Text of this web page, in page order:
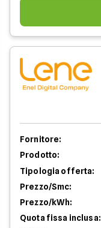
Fornitore:
Prodotto:
Tipologia offerta:
Prezzo/Smc:
Prezzo/kWh:
Quota fissa inclusa: